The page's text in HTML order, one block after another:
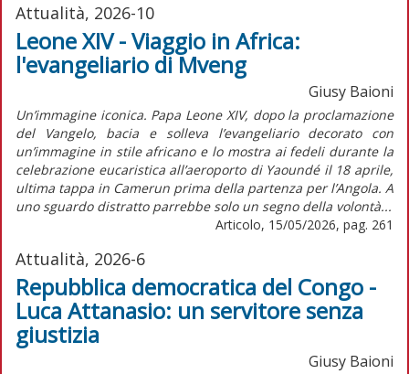
Attualità, 2026-10
Leone XIV - Viaggio in Africa:
l'evangeliario di Mveng
Giusy Baioni
Un’immagine iconica. Papa Leone XIV, dopo la proclamazione
del Vangelo, bacia e solleva l’evangeliario decorato con
un’immagine in stile africano e lo mostra ai fedeli durante la
celebrazione eucaristica all’aeroporto di Yaoundé il 18 aprile,
ultima tappa in Camerun prima della partenza per l’Angola. A
uno sguardo distratto parrebbe solo un segno della volontà...
Articolo, 15/05/2026, pag. 261
Attualità, 2026-6
Repubblica democratica del Congo -
Luca Attanasio: un servitore senza
giustizia
Giusy Baioni